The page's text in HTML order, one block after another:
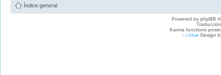
Índice general
Powered by phpBB
Karma functions
IceBlue Design